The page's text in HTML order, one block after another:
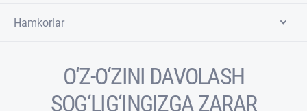
Hamkorlar
O‘Z-O‘ZINI DAVOLASH
SOG‘LIG‘INGIZGA ZARAR